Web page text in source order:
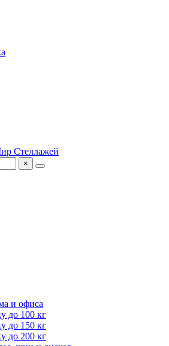
×
и офиса
до 100 кг
до 150 кг
до 200 кг